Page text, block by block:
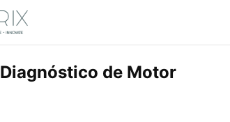
Diagnóstico de Motor